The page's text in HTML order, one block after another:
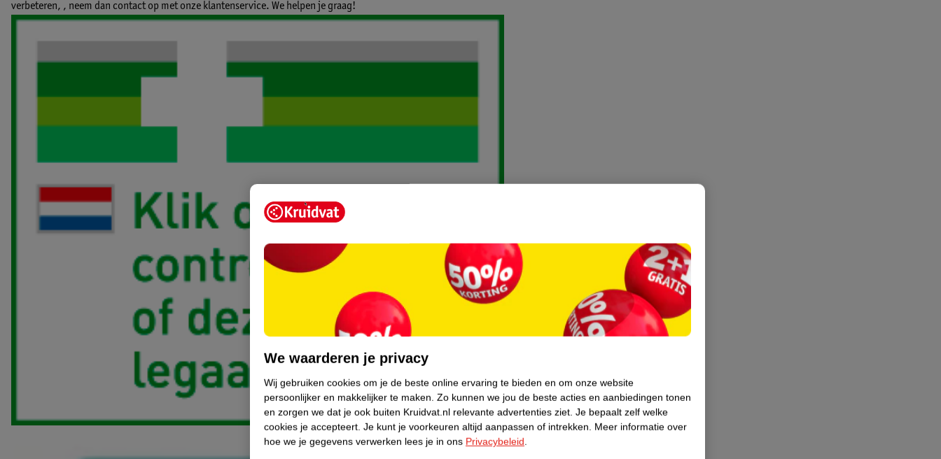
verbeteren, , neem dan contact op met onze klantenservice. We helpen je graag!
We waarderen je privacy
Wij gebruiken cookies om je de beste online ervaring te bieden en om onze website
persoonlijker en makkelijker te maken. Zo kunnen we jou de beste acties en aanbiedingen tonen
en zorgen we dat je ook buiten Kruidvat.nl relevante advertenties ziet. Je bepaalt zelf welke
cookies je accepteert. Je kunt je voorkeuren altijd aanpassen of intrekken. Meer informatie over
hoe we je gegevens verwerken lees je in ons Privacybeleid.